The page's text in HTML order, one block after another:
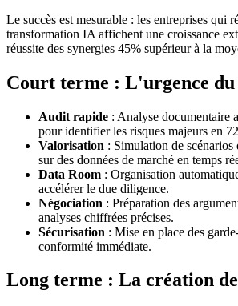
Le succès est mesurable : les entreprises qui
transformation IA affichent une croissance
réussite des synergies 45% supérieur à la
Court terme : L'urgence du
Audit rapide : Analyse documentaire
pour identifier les risques majeurs en
Valorisation : Simulation de scénarios
sur des données de marché en temps
Data Room : Organisation
accélérer le due diligence.
Négociation : Préparation des
analyses chiffrées précises.
Sécurisation : Mise en place des
conformité immédiate.
Long terme : La création